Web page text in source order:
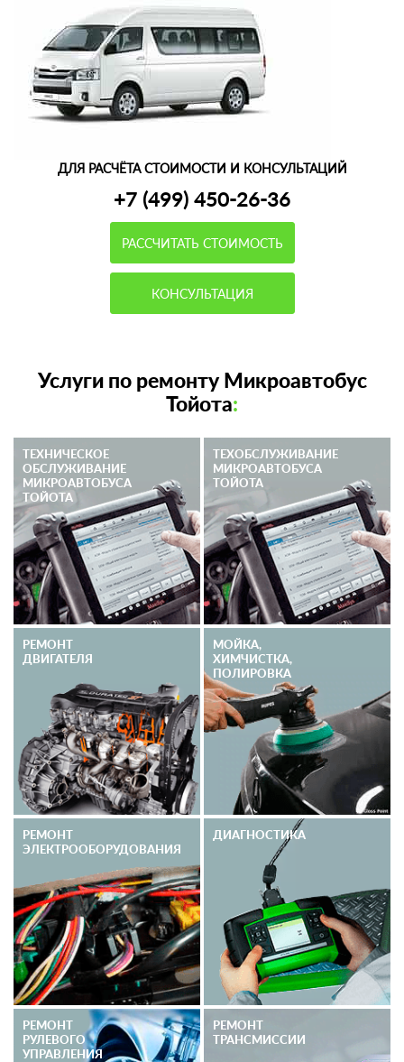
ДЛЯ РАСЧЁТА СТОИМОСТИ И КОНСУЛЬТАЦИЙ
+7 (499) 450-26-36
РАССЧИТАТЬ СТОИМОСТЬ
КОНСУЛЬТАЦИЯ
Услуги по ремонту Микроавтобус
Тойота:
ТЕХНИЧЕСКОЕ
ОБСЛУЖИВАНИЕ
МИКРОАВТОБУСА
ТОЙОТА
ТЕХОБСЛУЖИВАНИЕ
МИКРОАВТОБУСА
ТОЙОТА
РЕМОНТ
ДВИГАТЕЛЯ
МОЙКА,
ХИМЧИСТКА,
ПОЛИРОВКА
РЕМОНТ
ЭЛЕКТРО­ОБОРУДОВАНИЯ
ДИАГНОСТИКА
РЕМОНТ
РУЛЕВОГО
УПРАВЛЕНИЯ
РЕМОНТ
ТРАНСМИССИИ